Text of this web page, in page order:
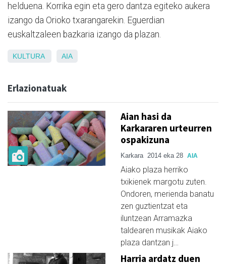
helduena. Korrika egin eta gero dantza egiteko aukera
izango da Orioko txarangarekin. Eguerdian
euskaltzaleen bazkaria izango da plazan.
KULTURA AIA
Erlazionatuak
Aian hasi da
Karkararen urteurren
ospakizuna
Karkara 2014 eka 28 AIA
Aiako plaza herriko
txikienek margotu zuten.
Ondoren, merienda banatu
zen guztientzat eta
iluntzean Arramazka
taldearen musikak Aiako
plaza dantzan j…
Harria ardatz duen